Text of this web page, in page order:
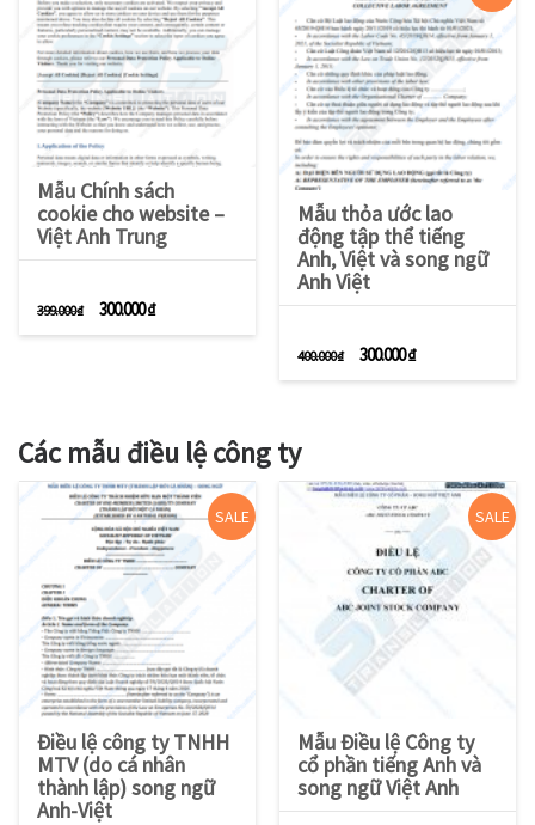
Mẫu Chính sách
cookie cho website –
Việt Anh Trung
399.000₫ Giá gốc là: 399.000 ₫.
300.000₫ Giá hiện tại là: 300.000 ₫.
Mẫu thỏa ước lao
động tập thể tiếng
Anh, Việt và song ngữ
Anh Việt
400.000₫ Giá gốc là: 400.000 ₫.
300.000₫
Các mẫu điều lệ công ty
Điều lệ công ty TNHH
MTV (do cá nhân
thành lập) song ngữ
Anh-Việt
SALE
Mẫu Điều lệ Công ty
cổ phần tiếng Anh và
song ngữ Việt Anh
SALE